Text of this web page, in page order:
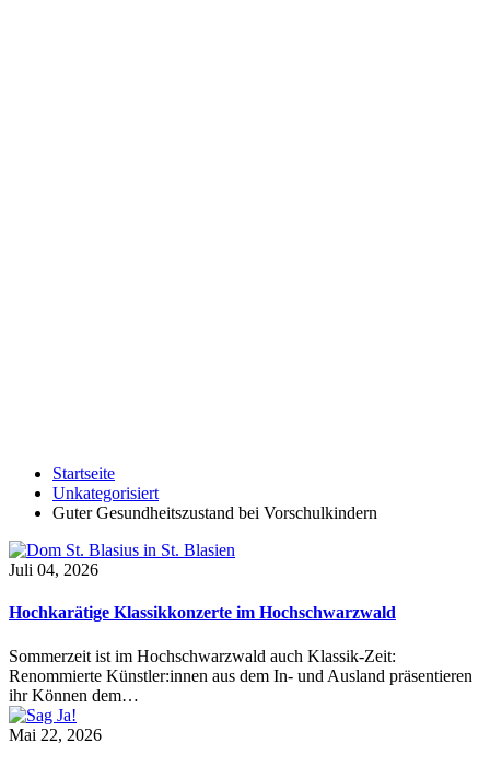
Startseite
Unkategorisiert
Guter Gesundheitszustand bei Vorschulkindern
Juli 04, 2026
Hochkarätige Klassikkonzerte im Hochschwarzwald
Sommerzeit ist im Hochschwarzwald auch Klassik-Zeit:
Renommierte Künstler:innen aus dem In- und Ausland präsentieren
ihr Können dem…
Mai 22, 2026